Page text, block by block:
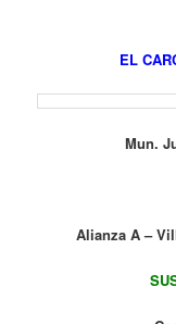
EL
Mun.
Alianza A –